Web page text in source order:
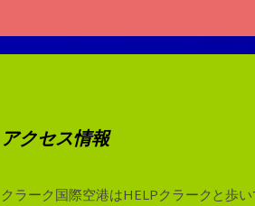
アクセス情報
クラーク国際空港はHELPクラークと歩